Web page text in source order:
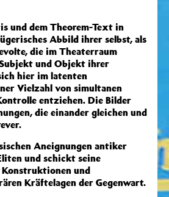
und dem Theorem-Text in
Abbild ihrer selbst, als
die im Theaterraum
und Objekt ihrer
hier im latenten
Vielzahl von simultanen
entziehen. Die Bilder
die einander gleichen und
Aneignungen antiker
und schickt seine
und
Kräftelagen der Gegenwart.